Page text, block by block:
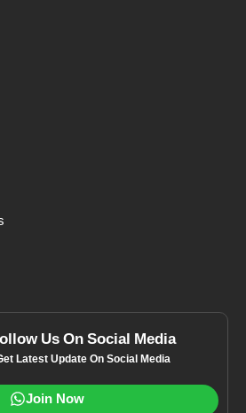
Us On Social Media
Latest Update On Social Media
Join Now